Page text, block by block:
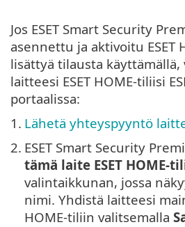
Jos ESET Smart Security
asennettu ja aktivoitu ESET
lisättyä tilausta käyttämällä,
laitteesi ESET HOME-tiliisi
portaalissa:
1. Lähetä yhteyspyyntö
2. ESET Smart Security
tämä laite ESET HOME-
valintaikkunan, jossa
nimi. Yhdistä laitteesi
HOME-tiliin valitsemalla